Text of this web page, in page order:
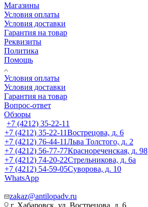
Магазины
Условия оплаты
Условия доставки
Гарантия на товар
Реквизиты
Политика
Помощь
Условия оплаты
Условия доставки
Гарантия на товар
Вопрос-ответ
Обзоры
+7 (4212) 35-22-11
+7 (4212) 35-22-11Вострецова, д. 6
+7 (4212) 76-44-11Льва Толстого, д. 2
+7 (4212) 56-77-77Краснореченская, д. 98
+7 (4212) 74-20-22Стрельникова, д. 6а
+7 (4212) 54-59-05Суворова, д. 10
WhatsApp
zakaz@antilopadv.ru
г. Хабаровск, ул. Вострецова, д. 6